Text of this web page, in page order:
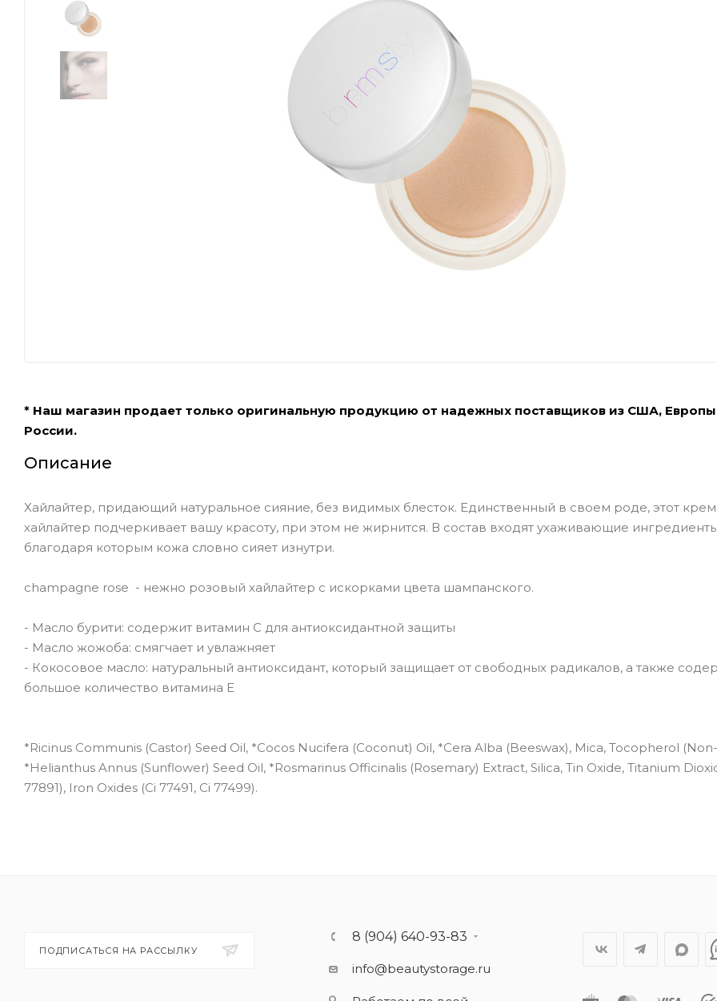
* Наш магазин продает только оригинальную продукцию от надежных поставщиков из США,
России.
Описание
Хайлайтер, придающий натуральное сияние, без видимых блесток. Единственный в своем роде, этот
хайлайтер подчеркивает вашу красоту, при этом не жирнится. В состав входят ухаживающие
благодаря которым кожа словно сияет изнутри.
champagne rose - нежно розовый хайлайтер с искорками цвета шампанского.
- Масло бурити: содержит витамин С для антиоксидантной защиты
- Масло жожоба: смягчает и увлажняет
- Кокосовое масло: натуральный антиоксидант, который защищает от свободных радикалов, а также
большое количество витамина Е
*Ricinus Communis (Castor) Seed Oil, *Cocos Nucifera (Coconut) Oil, *Cera Alba (Beeswax), Mica, Tocopherol
*Helianthus Annus (Sunflower) Seed Oil, *Rosmarinus Officinalis (Rosemary) Extract, Silica, Tin Oxide, Titanium
77891), Iron Oxides (Ci 77491, Ci 77499).
ПОДПИСАТЬСЯ НА РАССЫЛКУ
8 (904) 640-93-83
info@beautystorage.ru